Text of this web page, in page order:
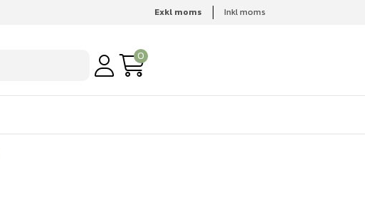
Exkl moms Inkl moms
0